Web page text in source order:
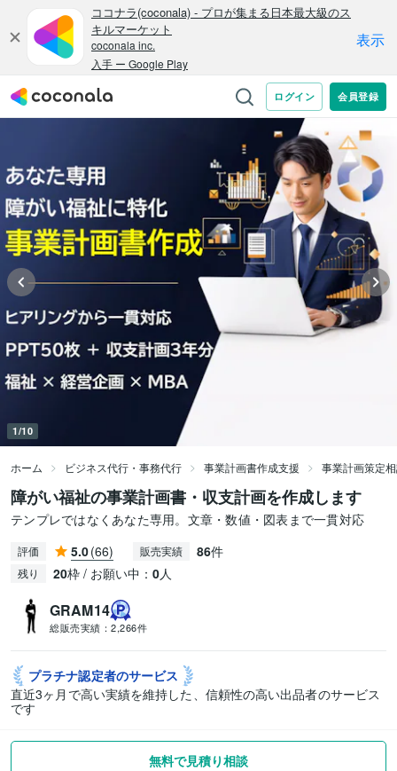
1/10
ホーム ビジネス代行・事務代行 事業計画書作成支援 事業計画策定
障がい福祉の事業計画書・収支計画を作成します
テンプレではなくあなた専用。文章・数値・図表まで一貫対応
評価 5.0(66) 販売実績 86件
残り 20枠 / お願い中： 0人
GRAM14
総販売実績： 2,266件
プラチナ認定者のサービス
直近3ヶ月で高い実績を維持した、信頼性の高い出品者のサービス
です
無料で見積り相談